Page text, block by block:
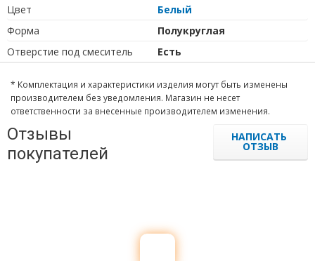
Цвет
Белый
Форма
Полукруглая
Отверстие под смеситель
Есть
* Комплектация и характеристики изделия могут быть изменены
производителем без уведомления. Магазин не несет
ответственности за внесенные производителем изменения.
Отзывы
покупателей
НАПИСАТЬ
ОТЗЫВ